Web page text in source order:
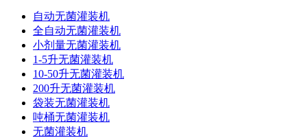
自动无菌灌装机
全自动无菌灌装机
小剂量无菌灌装机
1-5升无菌灌装机
10-50升无菌灌装机
200升无菌灌装机
袋装无菌灌装机
吨桶无菌灌装机
无菌灌装机